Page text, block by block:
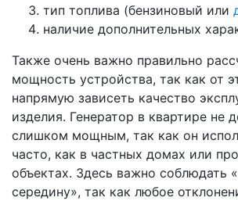
тип топлива (бензиновый или
наличие дополнительных
Также очень важно правильно
мощность устройства, так как от
напрямую зависеть качество
изделия. Генератор в квартире не
слишком мощным, так как он
часто, как в частных домах или
объектах. Здесь важно соблюдать
середину», так как любое